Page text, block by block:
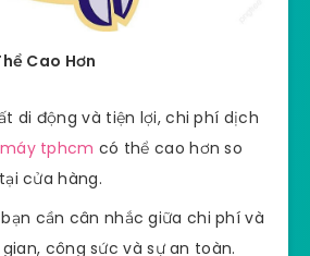
Cao Hơn
di động và tiện lợi, chi phí dịch
tphcm có thể cao hơn so
cửa hàng.
cần cân nhắc giữa chi phí và
công sức và sự an toàn.